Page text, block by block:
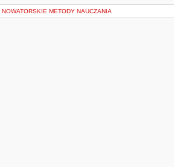
NOWATORSKIE METODY NAUCZANIA